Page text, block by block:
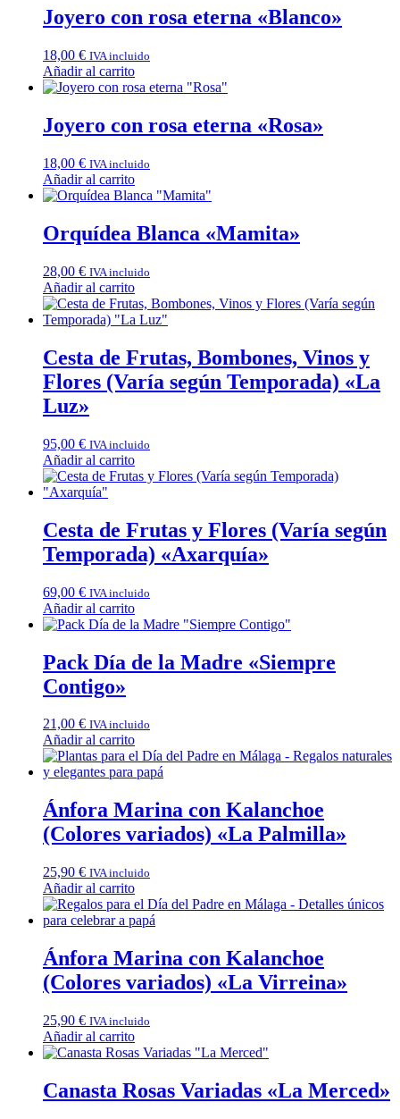
Joyero con rosa eterna «Blanco»
18,00 € IVA incluido
Añadir al carrito
Joyero con rosa eterna «Rosa»
18,00 € IVA incluido
Añadir al carrito
Orquídea Blanca «Mamita»
28,00 € IVA incluido
Añadir al carrito
Cesta de Frutas, Bombones, Vinos y
Flores (Varía según Temporada) «La
Luz»
95,00 € IVA incluido
Añadir al carrito
Cesta de Frutas y Flores (Varía según
Temporada) «Axarquía»
69,00 € IVA incluido
Añadir al carrito
Pack Día de la Madre «Siempre
Contigo»
21,00 € IVA incluido
Añadir al carrito
Ánfora Marina con Kalanchoe
(Colores variados) «La Palmilla»
25,90 € IVA incluido
Añadir al carrito
Ánfora Marina con Kalanchoe
(Colores variados) «La Virreina»
25,90 € IVA incluido
Añadir al carrito
Canasta Rosas Variadas «La Merced»